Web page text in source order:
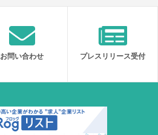
お問い合わせ プレスリリース受付